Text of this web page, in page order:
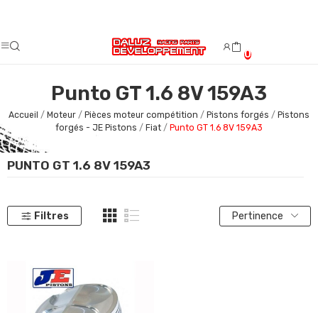
0
Punto GT 1.6 8V 159A3
Accueil Moteur Pièces moteur compétition Pistons forgés
Pistons
forgés - JE Pistons
Fiat Punto GT 1.6 8V 159A3
PUNTO GT 1.6 8V 159A3
Filtres Pertinence